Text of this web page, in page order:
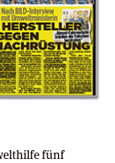
fünf